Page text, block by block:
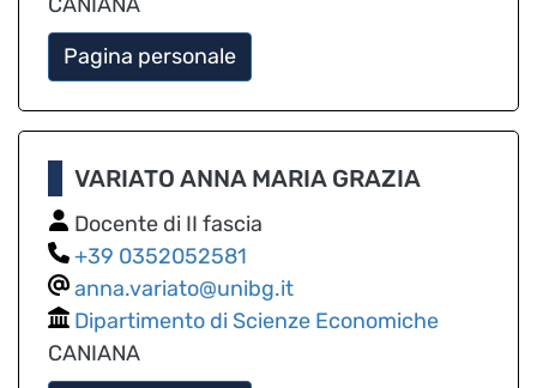
Pagina personale
VARIATO ANNA MARIA GRAZIA
Docente di II fascia
0352052581
anna.variato@unibg.it
Dipartimento di Scienze Economiche
CANIANA